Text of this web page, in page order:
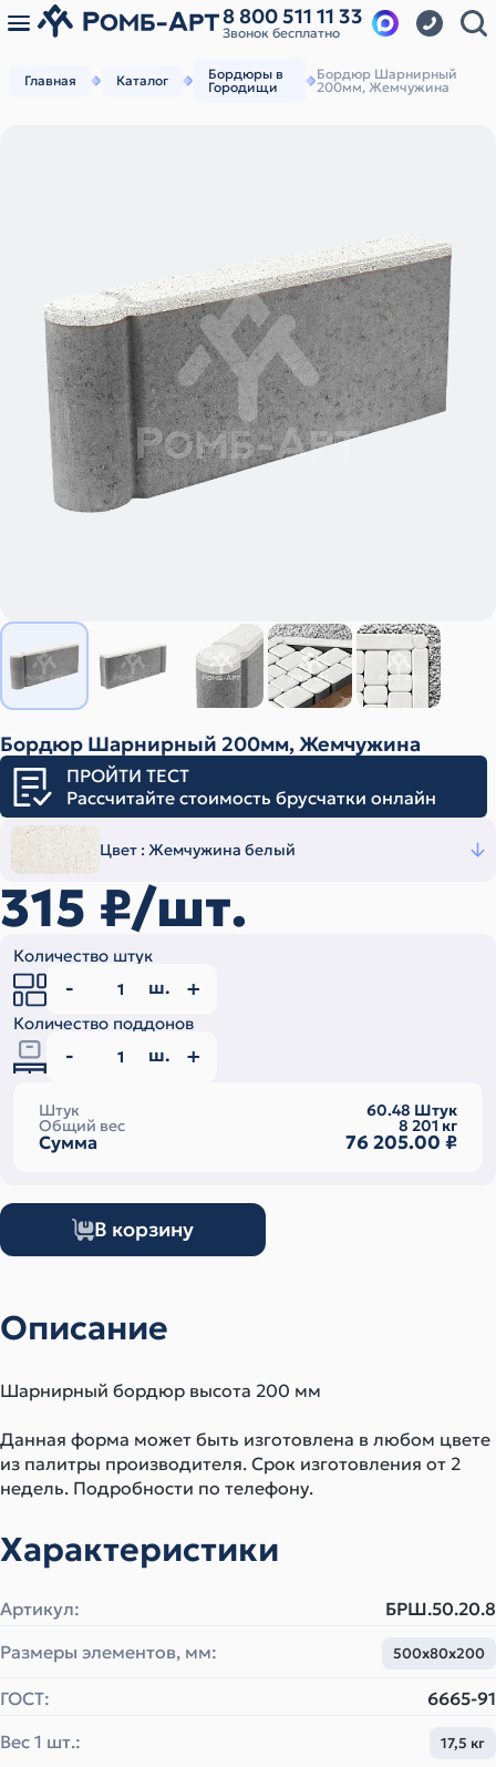
8 800 511 11 33
Звонок бесплатно
Главная Каталог
Бордюры в
Городищи
Бордюр Шарнирный
200мм, Жемчужина
Бордюр Шарнирный 200мм, Жемчужина
ПРОЙТИ ТЕСТ
Рассчитайте стоимость брусчатки онлайн
Цвет : Жемчужина белый
315 ₽/шт.
Количество штук
ш.
Количество поддонов
ш.
Штук 60.48 Штук
Общий вес 8 201кг
Сумма 76 205.00 ₽
В корзину
Описание
Шарнирный бордюр высота 200 мм
Данная форма может быть изготовлена в любом цвете
из палитры производителя. Срок изготовления от 2
недель. Подробности по телефону.
Характеристики
Артикул:
БРШ.50.20.8
Размеры элементов, мм:
500х80х200
ГОСТ:
6665-91
Вес 1 шт.:
17,5 кг